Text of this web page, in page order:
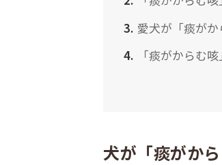
愛犬が「痰が
「痰がからむ
犬が「痰がか